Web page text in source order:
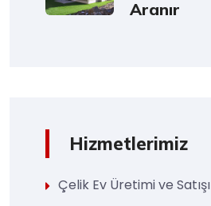
Aranır
Hizmetlerimiz
Çelik Ev Üretimi ve Satışı